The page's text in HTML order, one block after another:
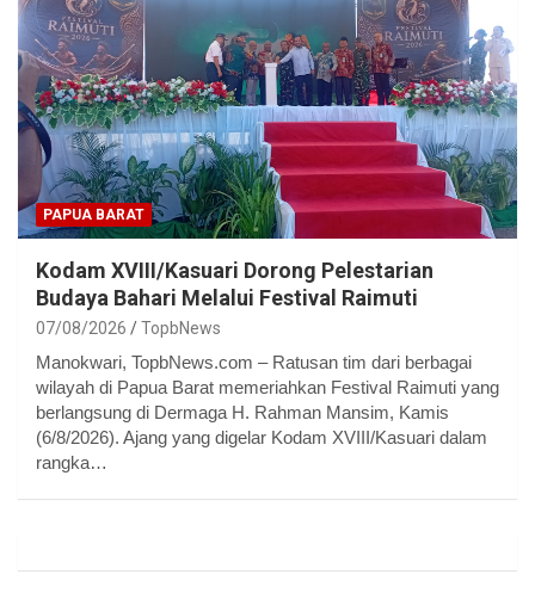
PAPUA BARAT
Kodam XVIII/Kasuari Dorong Pelestarian
Budaya Bahari Melalui Festival Raimuti
07/08/2026 TopbNews
Manokwari, TopbNews.com – Ratusan tim dari berbagai
wilayah di Papua Barat memeriahkan Festival Raimuti yang
berlangsung di Dermaga H. Rahman Mansim, Kamis
(6/8/2026). Ajang yang digelar Kodam XVIII/Kasuari dalam
rangka…